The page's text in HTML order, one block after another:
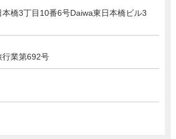
橋3丁目10番6号Daiwa東日本橋ビル3
行業第692号